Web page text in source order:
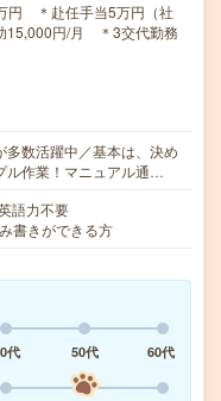
円 ＊赴任手当5万円（社
15,000円/月 ＊3交代勤務
数活躍中／基本は、決め
ル作業！マニュアル通…
語力不要
書きができる方
代 50代
60代